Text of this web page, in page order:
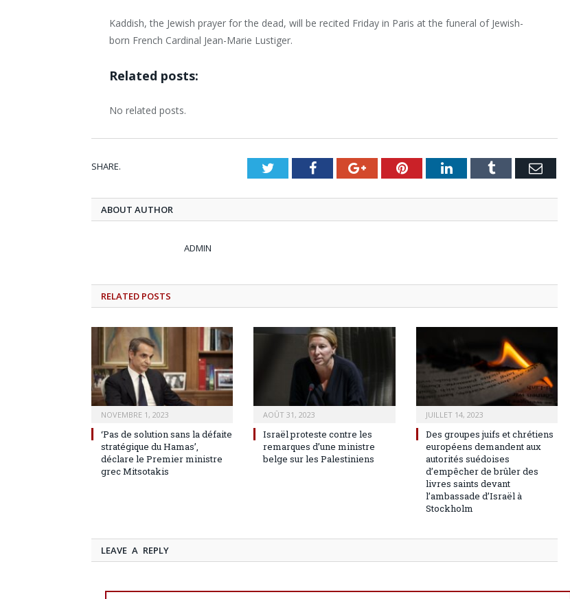
Kaddish, the Jewish prayer for the dead, will be recited Friday in Paris at the funeral of Jewish-
born French Cardinal Jean-Marie Lustiger.
Related posts:
No related posts.
SHARE. TwitterFacebookGoogle+PinterestLinkedInTumblr Email
ABOUT AUTHOR
ADMIN
RELATED POSTS
NOVEMBRE 1, 2023
‘Pas de solution sans la défaite
stratégique du Hamas’,
déclare le Premier ministre
grec Mitsotakis
AOÛT 31, 2023
Israël proteste contre les
remarques d’une ministre
belge sur les Palestiniens
JUILLET 14, 2023
Des groupes juifs et chrétiens
européens demandent aux
autorités suédoises
d’empêcher de brûler des
livres saints devant
l’ambassade d’Israël à
Stockholm
LEAVE A REPLY